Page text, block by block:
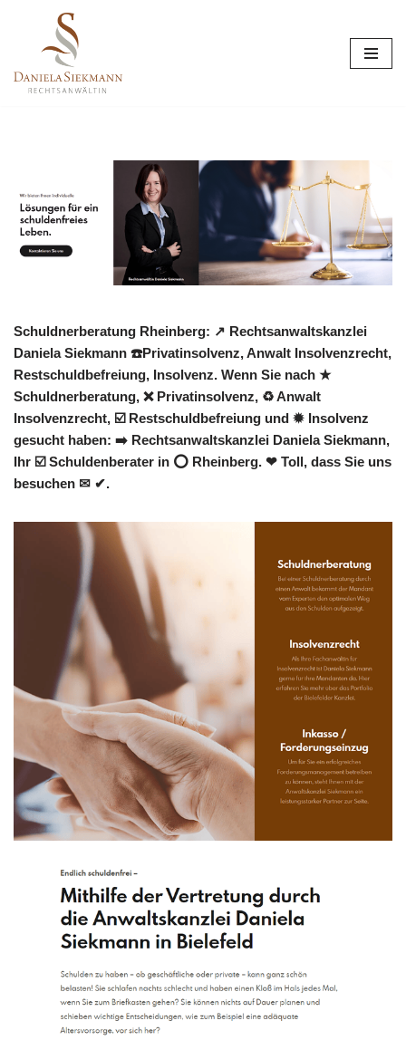
Inhalt
springen
Schuldnerberatung Rheinberg: ↗️ Rechtsanwaltskanzlei
Daniela Siekmann ☎️Privatinsolvenz, Anwalt Insolvenzrecht,
Restschuldbefreiung, Insolvenz. Wenn Sie nach ★
Schuldnerberatung, ❌ Privatinsolvenz, ♻ Anwalt
Insolvenzrecht, ☑️ Restschuldbefreiung und ✹ Insolvenz
gesucht haben: ➡️ Rechtsanwaltskanzlei Daniela Siekmann,
Ihr ☑️ Schuldenberater in ⭕ Rheinberg. ❤ Toll, dass Sie uns
besuchen ✉ ✔.